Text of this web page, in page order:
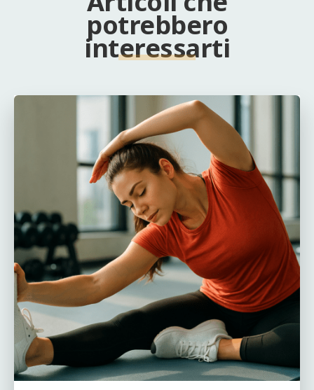
potrebbero
interessarti